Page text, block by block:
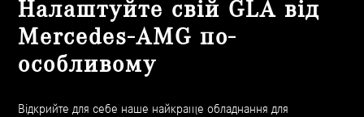
Налаштуйте свій GLA від
Mercedes-AMG по-
особливому
Відкрийте для себе наше найкраще обладнання для